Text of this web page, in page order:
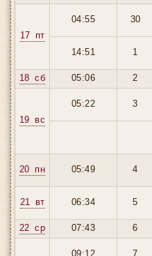
17 пт
04:55 30
14:51 1
18 сб
05:06 2
19 вс
05:22 3
20 пн 05:49 4
21 вт 06:34 5
22 ср
07:43 6